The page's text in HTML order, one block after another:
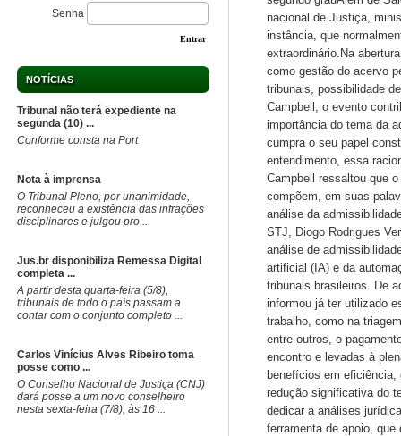
Senha
Entrar
NOTÍCIAS
Tribunal não terá expediente na
segunda (10) ...
Conforme consta na Port
Nota à imprensa
​O Tribunal Pleno, por unanimidade,
reconheceu a existência das infrações
disciplinares e julgou pro ...
Jus.br disponibiliza Remessa Digital
completa ...
A partir desta quarta-feira (5/8),
tribunais de todo o país passam a
contar com o conjunto completo ...
Carlos Vinícius Alves Ribeiro toma
posse como ...
O Conselho Nacional de Justiça (CNJ)
dará posse a um novo conselheiro
nesta sexta-feira (7/8), às 16 ...
nacional de Justiça,
instância, que
extraordinário.Na
como gestão do acervo
tribunais, possibilidade
Campbell, o evento
importância do tema da
cumpra o seu papel
entendimento, essa
Campbell ressaltou que
compõem, em suas
análise da
STJ, Diogo Rodrigues
análise de
artificial (IA) e da
tribunais brasileiros. De
informou já ter utilizado
trabalho, como na
entre outros, o
encontro e levadas à
benefícios em eficiência,
redução significativa do
dedicar a análises
ferramenta de apoio,